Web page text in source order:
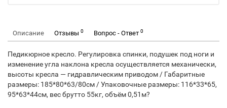
Описание Отзывы 0 Вопрос - Ответ 0
Педикюрное кресло. Регулировка спинки, подушек под ноги и
изменение угла наклона кресла осуществляется механически,
высоты кресла — гидравлическим приводом / Габаритные
размеры: 185*80*63/80см / Упаковочные размеры: 116*33*65,
95*63*44см, вес брутто 55кг, объём 0,51м?